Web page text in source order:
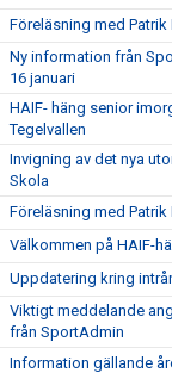
Föreläsning med Patrik
Ny information från
16 januari
HAIF- häng senior
Tegelvallen
Invigning av det nya
Skola
Föreläsning med
Välkommen på HAIF-
Uppdatering kring
Viktigt meddelande
från SportAdmin
Information gällande